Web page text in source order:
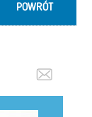
POWRÓT